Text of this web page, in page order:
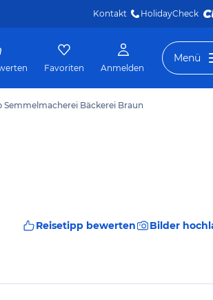
Kontakt HolidayCheck
Favoriten Anmelden
Menü
Semmelmacherei Bäckerei Braun
Reisetipp bewerten Bilder